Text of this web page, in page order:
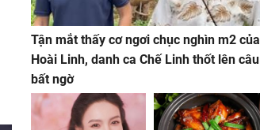
Tận mắt thấy cơ ngơi chục nghìn m2 của
Hoài Linh, danh ca Chế Linh thốt lên câu
bất ngờ